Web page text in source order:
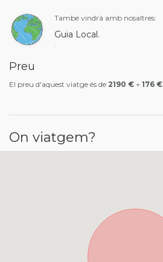
També vindrà amb nosaltres:
Guia Local.
.
Preu
El preu d'aquest viatge és de 2190 € + 176 €
On viatgem?